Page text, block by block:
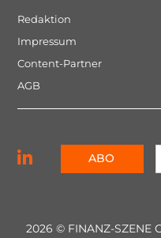
Redaktion
Impressum
Content-Partner
AGB
ABO
2026 © FINANZ-SZENE